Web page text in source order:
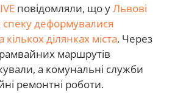
повідомляли, що уЛьвові
деформувалися
кількох ділянках міста. Через
маршрутів
а комунальні служби
ремонтні роботи.